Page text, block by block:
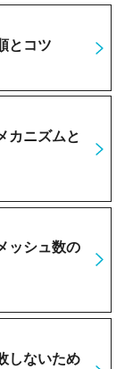
とコツ
カニズムと
ッシュ数の
しないため